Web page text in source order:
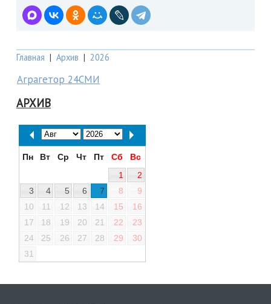
Главная | Архив | 2026
Аграгетор 24СМИ
АРХИВ
Пн Вт Ср Чт Пт Сб
Вс
1
2
3
4 5 6 7 8
9
10
11 12 13 14 15
16
17
18 19 20 21 22
23
24
25 26 27 28 29
30
31